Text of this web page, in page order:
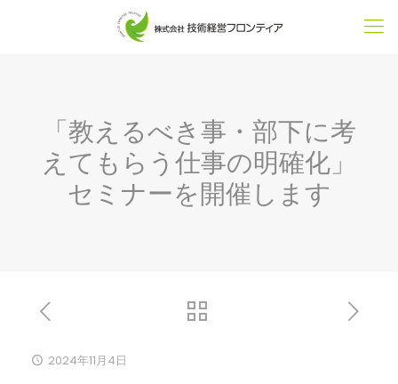
「教えるべき事・部下に考
えてもらう仕事の明確化」
セミナーを開催します
2024年11月4日